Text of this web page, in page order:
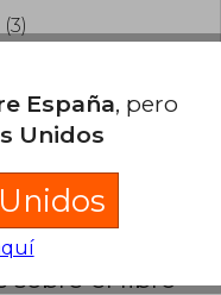
(3)
sobre el libro
España, pero
Unidos